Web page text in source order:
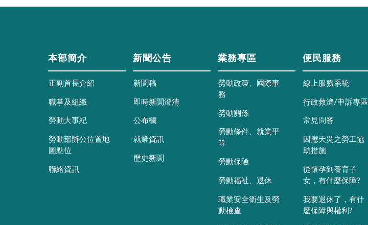
本部簡介
正副首長介紹
職掌及組織
勞動大事紀
勞動部辦公位置地
圖點位
聯絡資訊
新聞公告
新聞稿
即時新聞澄清
公布欄
就業資訊
歷史新聞
業務專區
勞動政策、國際事
務
勞動關係
勞動條件、就業平
等
勞動保險
勞動福祉、退休
職業安全衛生及勞
動檢查
便民服務
線上服務系統
行政救濟/申訴專區
常見問答
因應天災之勞工協
助措施
從懷孕到養育子
女，有什麼保障?
我要退休了，有什
麼保障與權利?